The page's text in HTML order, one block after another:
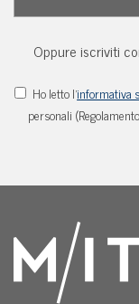
Oppure iscriviti
Ho letto l'informativa
personali